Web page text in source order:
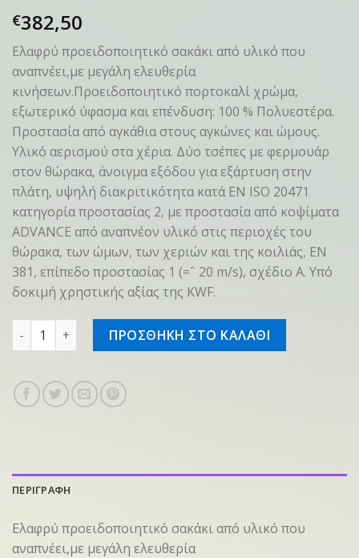
€382,50
Ελαφρύ προειδοποιητικό σακάκι από υλικό που
αναπνέει,με μεγάλη ελευθερία
κινήσεων.Προειδοποιητικό πορτοκαλί χρώμα,
εξωτερικό ύφασμα και επένδυση: 100 % Πολυεστέρα.
Προστασία από αγκάθια στους αγκώνες και ώμους.
Υλικό αερισμού στα χέρια. Δύο τσέπες με φερμουάρ
στον θώρακα, άνοιγμα εξόδου για εξάρτυση στην
πλάτη, υψηλή διακριτικότητα κατά EN ISO 20471
κατηγορία προστασίας 2, με προστασία από κοψίματα
ADVANCE από αναπνέον υλικό στις περιοχές του
θώρακα, των ώμων, των χεριών και της κοιλιάς, EN
381, επίπεδο προστασίας 1 (=ˆ 20 m/s), σχέδιο A. Υπό
δοκιμή χρηστικής αξίας της KWF.
Σακάκι Protect MS υψηλής διακριτικότητας, XXL
ΠΡΟΣΘΗΚΗ ΣΤΟ ΚΑΛΑΘΙ
ΠΕΡΙΓΡΑΦΗ
Ελαφρύ προειδοποιητικό σακάκι από υλικό που
αναπνέει,με μεγάλη ελευθερία